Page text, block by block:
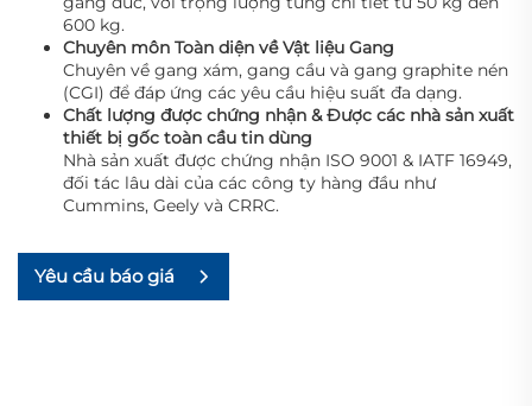
600 kg.
Chuyên môn Toàn diện về Vật liệu Gang
Chuyên về gang xám, gang cầu và gang graphite nén
(CGI) để đáp ứng các yêu cầu hiệu suất đa dạng.
Chất lượng được chứng nhận & Được các nhà sản xuất
thiết bị gốc toàn cầu tin dùng
Nhà sản xuất được chứng nhận ISO 9001 & IATF 16949,
đối tác lâu dài của các công ty hàng đầu như
Cummins, Geely và CRRC.
Yêu cầu báo giá